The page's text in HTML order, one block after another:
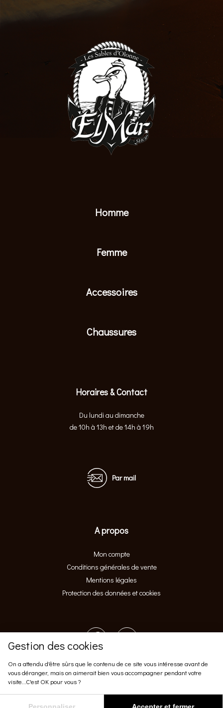
Homme
Femme
Accessoires
Chaussures
Horaires & Contact
Du lundi au dimanche
de 10h à 13h et de 14h à 19h
Par mail
A propos
Mon compte
Conditions générales de vente
Mentions légales
Protection des données et cookies
Gestion des cookies
On a attendu d'être sûrs que le contenu de ce site vous intéresse avant de
vous déranger, mais on aimerait bien vous accompagner pendant votre
visite...C'est OK pour vous ?
Personnaliser Accepter et fermer